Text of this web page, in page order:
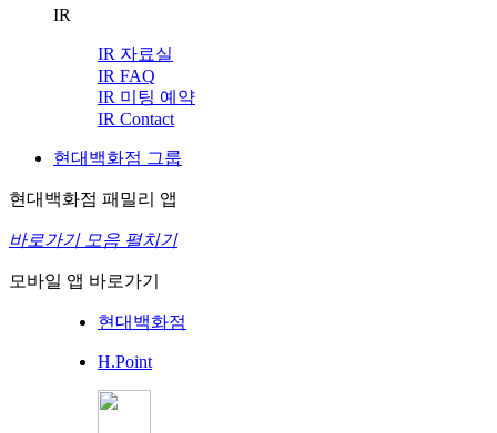
IR
IR 자료실
IR FAQ
IR 미팅 예약
IR Contact
현대백화점 그룹
현대백화점 패밀리 앱
바로가기 모음 펼치기
모바일 앱 바로가기
현대백화점
H.Point